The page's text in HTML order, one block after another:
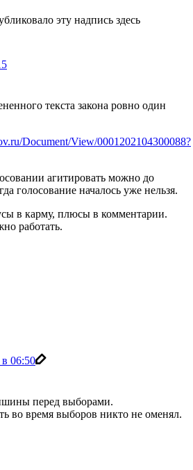
эту надпись здесь
текста закона ровно один
Document/View/0001202104300088?
агитировать можно до
голосование началось уже нельзя.
в карму, плюсы в комментарии.
работать.
в 06:50
перед выборами.
во время выборов никто не оменял.